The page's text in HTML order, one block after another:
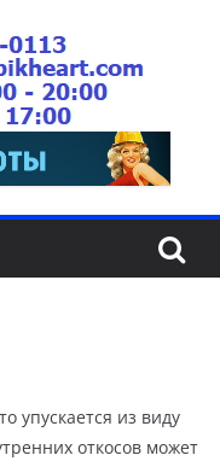
упускается из виду
откосов может